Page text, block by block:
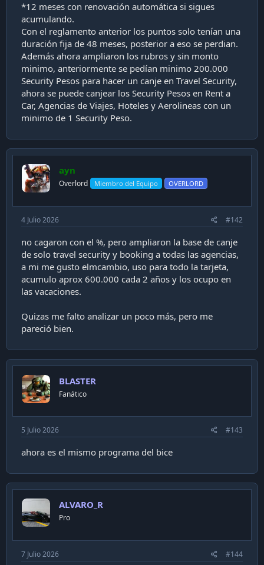
*12 meses con renovación automática si sigues
acumulando.
Con el reglamento anterior los puntos solo tenían una
duración fija de 48 meses, posterior a eso se perdian.
Además ahora ampliaron los rubros y sin monto
minimo, anteriormente se pedían minimo 200.000
Security Pesos para hacer un canje en Travel Security,
ahora se puede canjear los Security Pesos en Rent a
Car, Agencias de Viajes, Hoteles y Aerolineas con un
minimo de 1 Security Peso.
ayn
Overlord Miembro del Equipo OVERLORD
4 Julio 2026 #142
no cagaron con el %, pero ampliaron la base de canje
de solo travel security y booking a todas las agencias,
a mi me gusto elmcambio, uso para todo la tarjeta,
acumulo aprox 600.000 cada 2 años y los ocupo en
las vacaciones.
Quizas me falto analizar un poco más, pero me
pareció bien.
BLASTER
Fanático
5 Julio 2026 #143
ahora es el mismo programa del bice
ALVARO_R
Pro
7 Julio 2026 #144